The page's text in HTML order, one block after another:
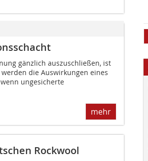
gänzlich auszuschließen, ist
die Auswirkungen eines
ungesicherte
mehr
Rockwool